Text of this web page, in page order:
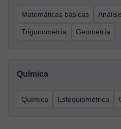
Matemáticas básicas
Trigonometría Geometría
Química
Química Estequiométrica